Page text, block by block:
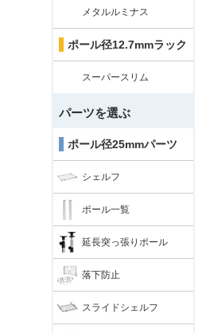
メタルルミナス
ポール径12.7mmラック
スーパースリム
パーツを選ぶ
ポール径25mmパーツ
シェルフ
ポール一覧
延長突っ張りポール
落下防止
スライドシェルフ